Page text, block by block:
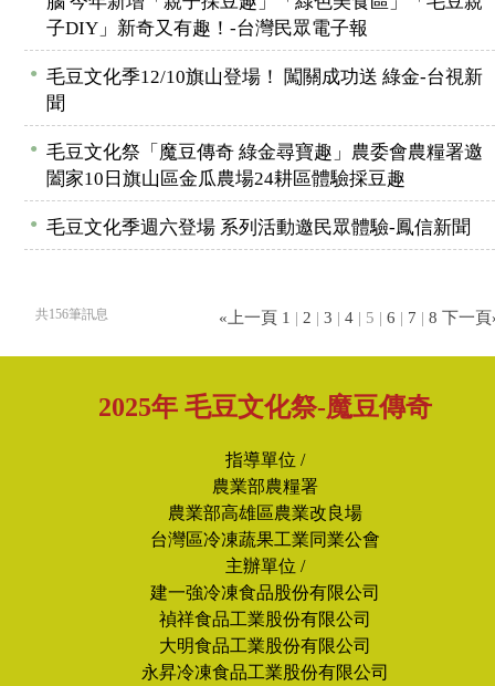
子DIY」新奇又有趣！-台灣民眾電子報
●
毛豆文化季12/10旗山登場！ 闖關成功送 綠金-台視新
聞
●
毛豆文化祭「魔豆傳奇 綠金尋寶趣」農委會農糧署邀
闔家10日旗山區金瓜農場24耕區體驗採豆趣
● 毛豆文化季週六登場 系列活動邀民眾體驗-鳳信新聞
共156筆訊息 «上一頁 1 | 2 | 3 | 4 | 5 | 6 | 7 | 8 下一頁
2025年 毛豆文化祭-魔豆傳奇
指導單位 /
農業部農糧署
農業部高雄區農業改良場
台灣區冷凍蔬果工業同業公會
主辦單位 /
建一強冷凍食品股份有限公司
禎祥食品工業股份有限公司
大明食品工業股份有限公司
永昇冷凍食品工業股份有限公司